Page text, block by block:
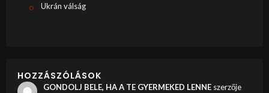
Ukrán válság
HOZZÁSZÓLÁSOK
GONDOLJ BELE, HA A TE GYERMEKED LENNEszerzője